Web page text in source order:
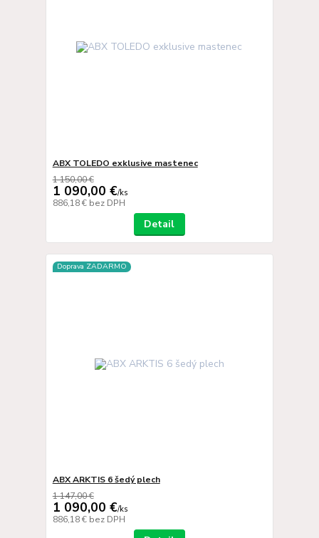
ABX TOLEDO exklusive mastenec
1 150,00 €
1 090,00 €/ks
886,18 € bez DPH
Detail
Doprava ZADARMO
ABX ARKTIS 6 šedý plech
1 147,00 €
1 090,00 €/ks
886,18 € bez DPH